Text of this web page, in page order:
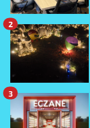
2
3